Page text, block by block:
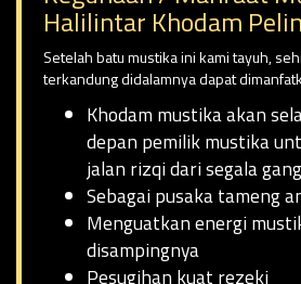
Halilintar Khodam
Setelah batu mustika ini kami tayuh,
terkandung didalamnya dapat
Khodam mustika akan
depan pemilik mustika
jalan rizqi dari segala
Sebagai pusaka tameng
Menguatkan energi
disampingnya
Pesugihan kuat rezeki